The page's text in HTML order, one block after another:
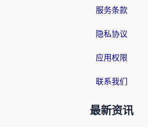
服务条款
隐私协议
应用权限
联系我们
最新资讯